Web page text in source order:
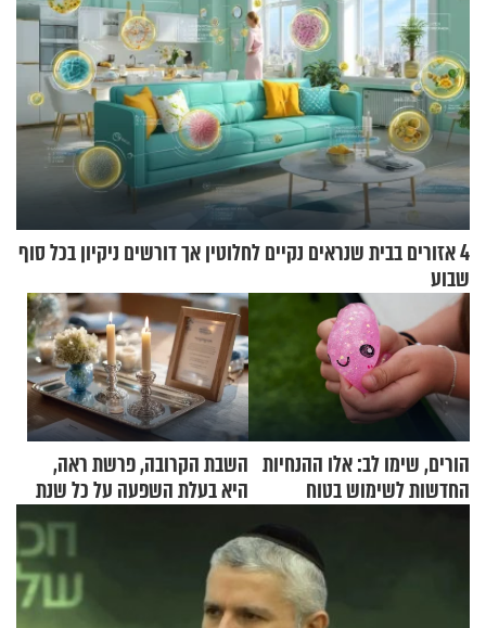
4 אזורים בבית שנראים נקיים לחלוטין אך דורשים ניקיון בכל סוף
שבוע
הורים, שימו לב: אלו ההנחיות
החדשות לשימוש בטוח
השבת הקרובה, פרשת ראה,
היא בעלת השפעה על כל שנת